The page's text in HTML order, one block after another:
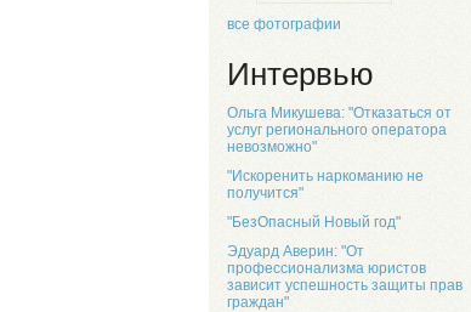
все фотографии
Интервью
Ольга Микушева: "Отказаться от
услуг регионального оператора
невозможно"
"Искоренить наркоманию не
получится"
"БезОпасный Новый год"
Эдуард Аверин: "От
профессионализма юристов
зависит успешность защиты прав
граждан"